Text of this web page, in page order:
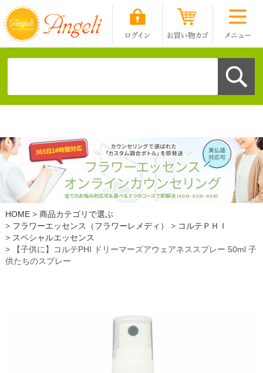
HOME
商品カテゴリで選ぶ
フラワーエッセンス（フラワーレメディ）
コルテＰＨＩ
スペシャルエッセンス
【子供に】コルテPHI ドリーマーズアウェアネススプレー 50ml 子
供たちのスプレー